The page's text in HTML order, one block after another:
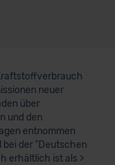
neuer
über
und den
entnommen
bei der "Deutschen
erhältlich ist als >